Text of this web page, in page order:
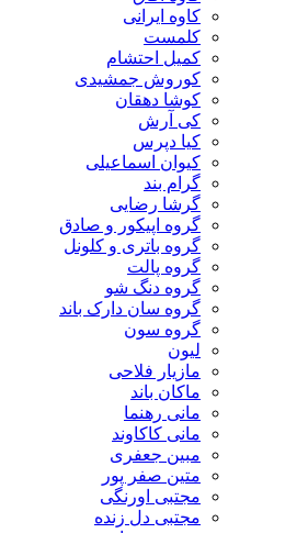
کاوه ایرانی
کلمست
کمیل احتشام
کوروش جمشیدی
کوشا دهقان
کی آرش
کیا دپرس
کیوان اسماعیلی
گرام بند
گرشا رضایی
گروه اپیکور و صادق
گروه باتری و کلونل
گروه پالت
گروه دنگ شو
گروه سان دارک باند
گروه سون
لیون
مازیار فلاحی
ماکان باند
مانی رهنما
مانی کاکاوند
مبین جعفری
متین صفر پور
مجتبی اورنگی
مجتبی دل زنده